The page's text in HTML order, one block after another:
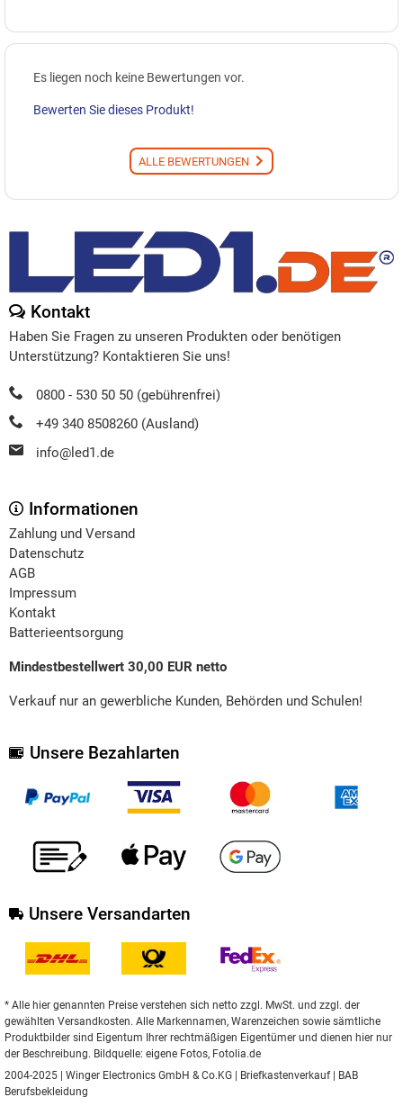
Es liegen noch keine Bewertungen vor.
Bewerten Sie dieses Produkt!
ALLE BEWERTUNGEN
Kontakt
Haben Sie Fragen zu unseren Produkten oder benötigen
Unterstützung? Kontaktieren Sie uns!
0800 - 530 50 50 (gebührenfrei)
+49 340 8508260 (Ausland)
info@led1.de
Informationen
Zahlung und Versand
Datenschutz
AGB
Impressum
Kontakt
Batterieentsorgung
Mindestbestellwert 30,00 EUR netto
Verkauf nur an gewerbliche Kunden, Behörden und Schulen!
Unsere Bezahlarten
Unsere Versandarten
* Alle hier genannten Preise verstehen sich netto zzgl. MwSt. und zzgl. der
gewählten Versandkosten. Alle Markennamen, Warenzeichen sowie sämtliche
Produktbilder sind Eigentum Ihrer rechtmäßigen Eigentümer und dienen hier nur
der Beschreibung. Bildquelle: eigene Fotos, Fotolia.de
2004-2025 | Winger Electronics GmbH & Co.KG |
Briefkastenverkauf|
BAB
Berufsbekleidung